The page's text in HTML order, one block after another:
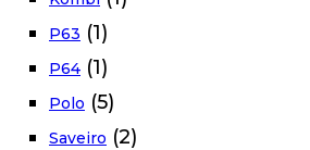
P63 (1)
P64 (1)
Polo (5)
Saveiro (2)